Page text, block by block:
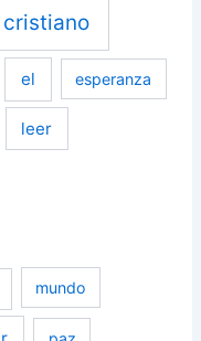
el esperanza
leer
mundo